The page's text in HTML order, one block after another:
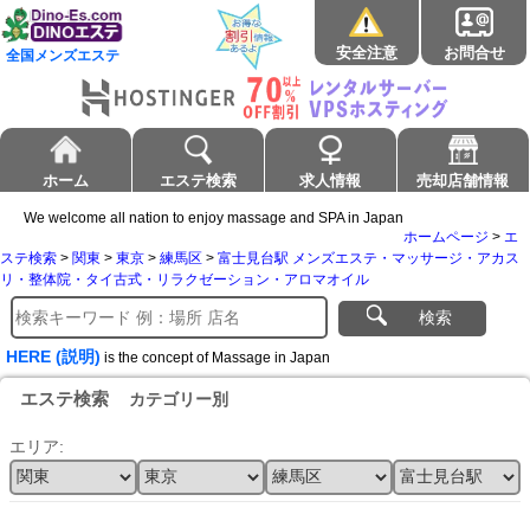
全国メンズエステ 安全注意 お問合せ
ホーム エステ検索 求人情報 売却店舗情報
We welcome all nation to enjoy massage and SPA in Japan
ホームページ > エ
ステ検索 > 関東 > 東京 > 練馬区 > 富士見台駅 メンズエステ・マッサージ・アカス
リ・整体院・タイ古式・リラクゼーション・アロマオイル
検索
HERE (説明) is the concept of Massage in Japan
エステ検索 カテゴリー別
エリア: